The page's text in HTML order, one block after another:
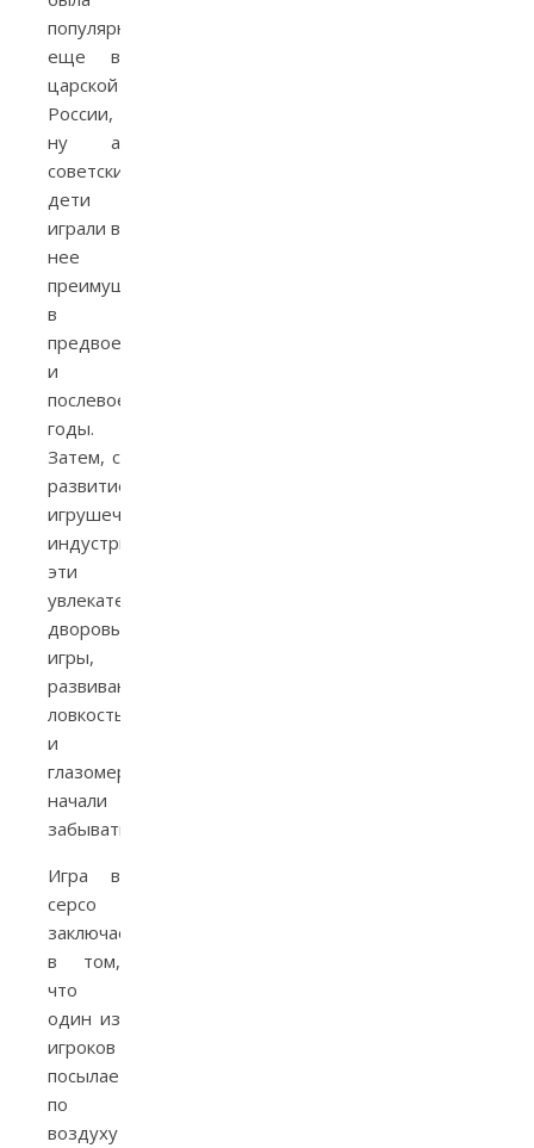
популярна
еще в
царской
России,
ну а
советские
дети
играли в
нее
преимущественно
в
предвоенные
и
послевоенные
годы.
Затем, с
развитием
игрушечной
индустрии,
эти
увлекательные
дворовые
игры,
развивающие
ловкость
и
глазомер,
начали
забываться.
Игра в
серсо
заключается
в том,
что
один из
игроков
посылает
по
воздуху